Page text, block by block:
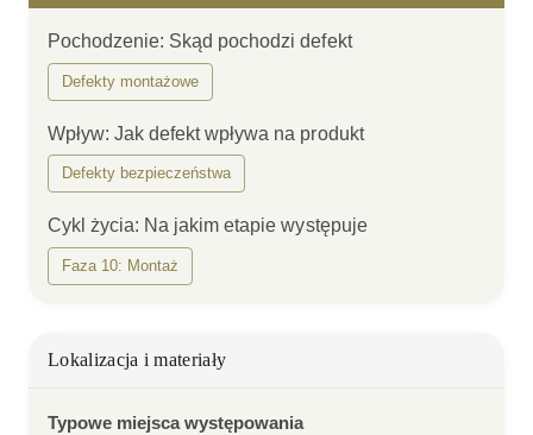
Pochodzenie: Skąd pochodzi defekt
Defekty montażowe
Wpływ:Jak defekt wpływa na produkt
Defekty bezpieczeństwa
Cykl życia: Na jakim etapie występuje
Faza 10: Montaż
Lokalizacja i materiały
Typowe miejsca występowania